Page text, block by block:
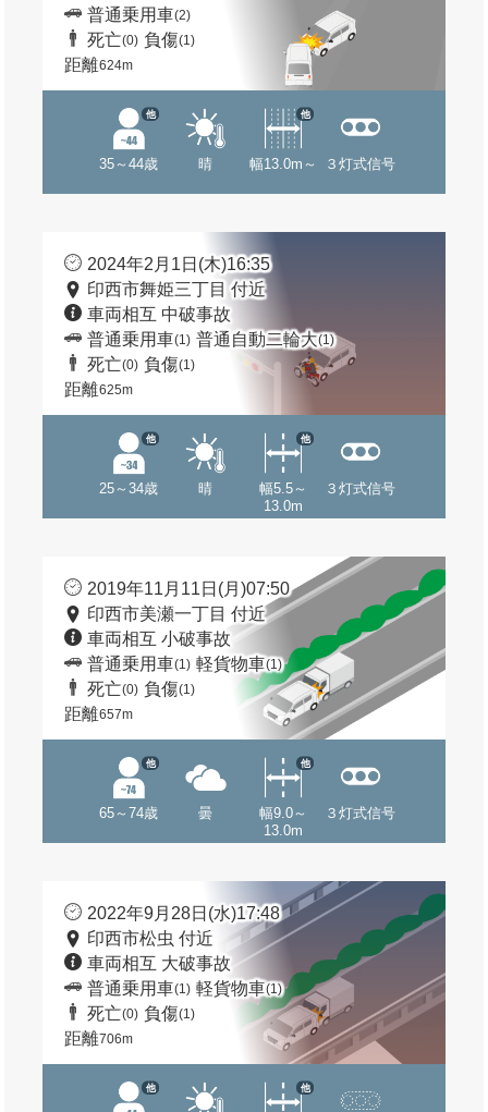
普通乗用車(2)
死亡(0) 負傷(1)
距離624m
35～44歳
他
晴 幅13.0m～
他
３灯式信号
2024年2月1日(木)16:35
印西市舞姫三丁目 付近
車両相互 中破事故
普通乗用車(1) 普通自動二輪大(1)
死亡(0) 負傷(1)
距離625m
25～34歳
他
晴
幅5.5～
13.0m
他
３灯式信号
2019年11月11日(月)07:50
印西市美瀬一丁目 付近
車両相互 小破事故
普通乗用車(1) 軽貨物車(1)
死亡(0) 負傷(1)
距離657m
65～74歳
他
曇
幅9.0～
13.0m
他
３灯式信号
2022年9月28日(水)17:48
印西市松虫 付近
車両相互 大破事故
普通乗用車(1) 軽貨物車(1)
死亡(0) 負傷(1)
距離706m
他 他